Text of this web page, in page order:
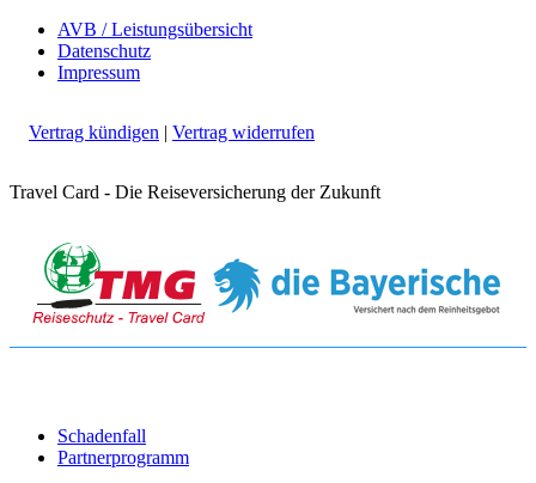
AVB / Leistungsübersicht
Datenschutz
Impressum
Vertrag kündigen | Vertrag widerrufen
Travel Card - Die Reiseversicherung der Zukunft
Schadenfall
Partnerprogramm